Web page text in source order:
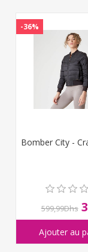
-36%
Bomber City -
599,99Dhs